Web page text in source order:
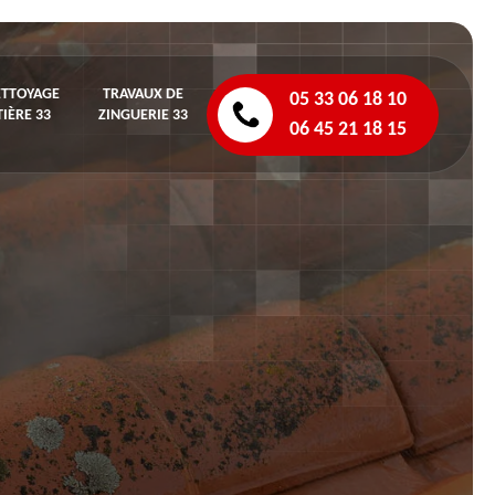
33
TRAVAUX DE
ZINGUERIE 33
05 33 06 18 10
06 45 21 18 15